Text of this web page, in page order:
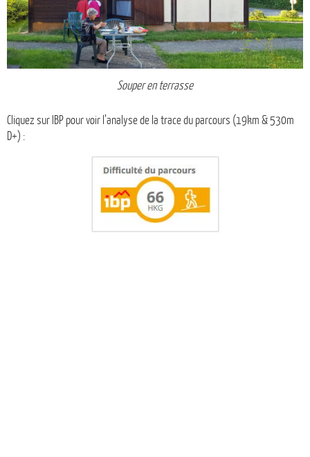
Souper en terrasse
Cliquez sur IBP pour voir l’analyse de la trace du parcours (19km & 530m
D+) :